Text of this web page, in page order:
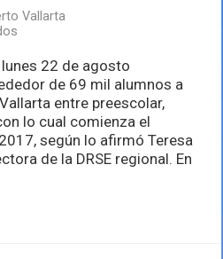
Vallarta
a
clases
69
mil
alumnos
en
Vallarta
22 de agosto
de 69 mil alumnos a
entre preescolar,
lo cual comienza el
según lo afirmó Teresa
de la DRSE regional. En